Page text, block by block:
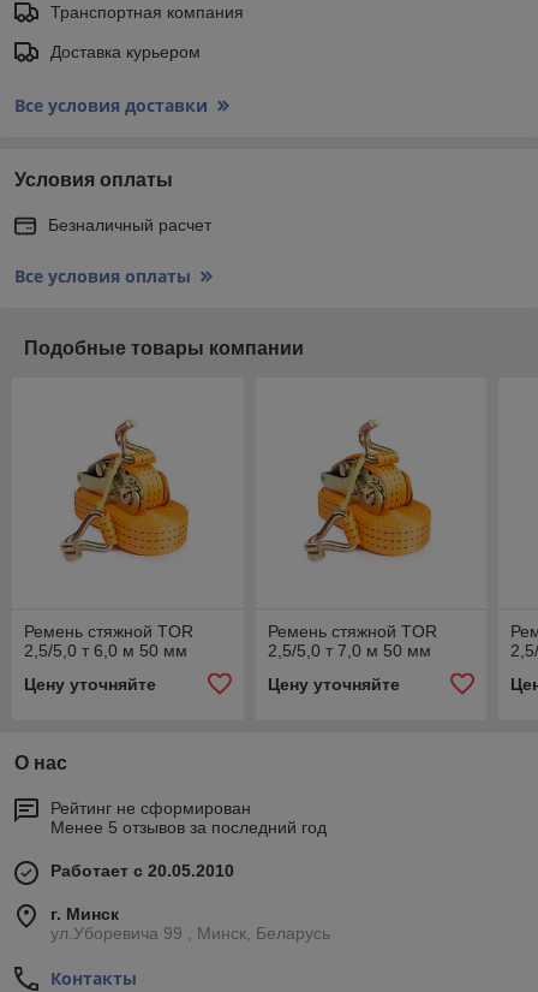
Транспортная компания
Доставка курьером
Все условия доставки
Условия оплаты
Безналичный расчет
Все условия оплаты
Подобные товары компании
Ремень стяжной TOR
2,5/5,0 т 6,0 м 50 мм
Цену уточняйте
Ремень стяжной TOR
2,5/5,0 т 7,0 м 50 мм
Цену уточняйте
О нас
Рейтинг не сформирован
Менее 5 отзывов за последний год
Работает с 20.05.2010
г. Минск
ул.Уборевича 99 , Минск, Беларусь
Контакты